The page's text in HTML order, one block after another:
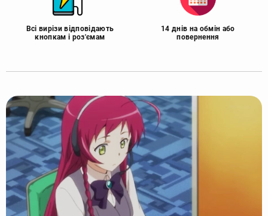
Всі вирізи відповідають
кнопкам і роз'ємам
14 днів на обмін або
повернення